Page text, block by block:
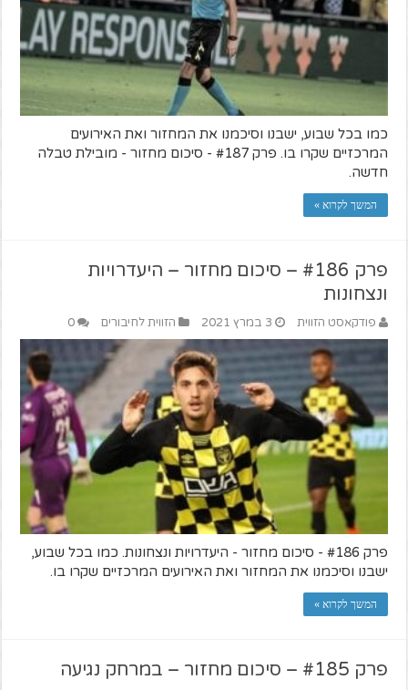
כמו בכל שבוע, ישבנו וסיכמנו את המחזור ואת האירועים
המרכזיים שקרו בו. פרק #187 - סיכום מחזור - מובילת טבלה
חדשה.
המשך לקרוא »
פרק #186 – סיכום מחזור – היעדרויות
ונצחונות
פודקאסט הזווית 3 במרץ 2021 הזווית לחיבורים 0
פרק #186 - סיכום מחזור - היעדרויות ונצחונות. כמו בכל שבוע,
ישבנו וסיכמנו את המחזור ואת האירועים המרכזיים שקרו בו.
המשך לקרוא »
פרק #185 – סיכום מחזור – במרחק נגיעה